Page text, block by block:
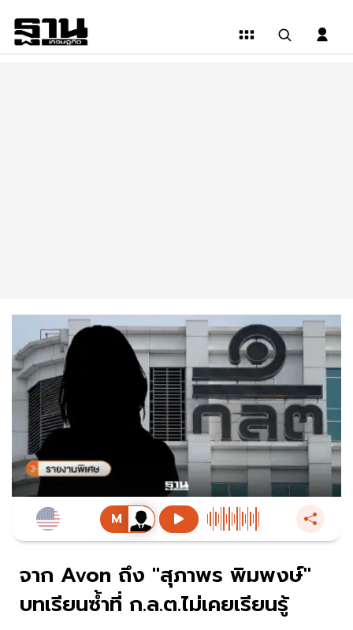
จาก Avon ถึง "สุภาพร พิมพงษ์"
บทเรียนซ้ำที่ ก.ล.ต.ไม่เคยเรียนรู้